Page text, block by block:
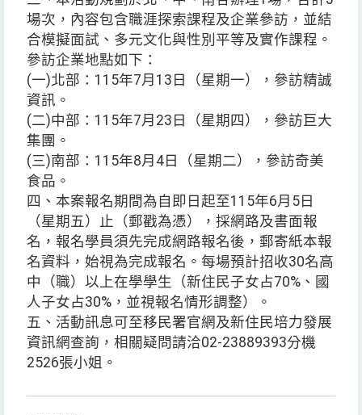
場次，內容包含職涯探索課程及企業參訪，並結
合模擬面試、多元文化與性別平等及實作課程。
參訪企業地點如下：
(一)北部：115年7月13日（星期一），參訪精誠
資訊。
(二)中部：115年7月23日（星期四），參訪巨大
集團。
(三)南部：115年8月4日（星期二），參訪奇美
食品。
四、本案報名期間為自即日起至115年6月5日
（星期五）止（郵戳為憑），採網路及書面報
名，報名學員須先完成網路報名後，郵寄紙本報
名資料，始視為完成報名。每場預計招收30名高
中（職）以上在學學生（新住民子女占70%、國
人子女占30%，並視報名情形調整）。
五、活動訊息可至移民署官網及新住民培力發展
資訊網查詢，相關疑問請洽02-23889393分機
2526張小姐。